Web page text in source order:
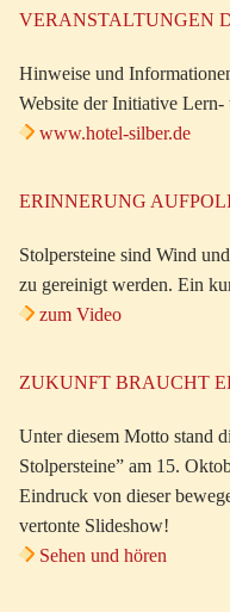
VERANSTALTUNGEN
Hinweise und
Website der Initiative
www.hotel-silber.de
ERINNERUNG
Stolpersteine sind Wind
zu gereinigt werden. Ein
zum Video
ZUKUNFT BRAUCHT
Unter diesem Motto stand
Stolpersteine” am 15.
Eindruck von dieser
vertonte Slideshow!
Sehen und hören